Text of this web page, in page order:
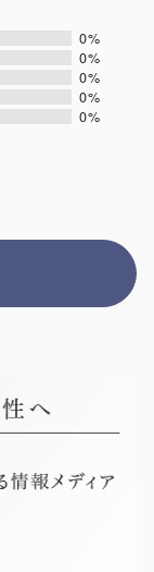
0%
0%
0%
0%
0%